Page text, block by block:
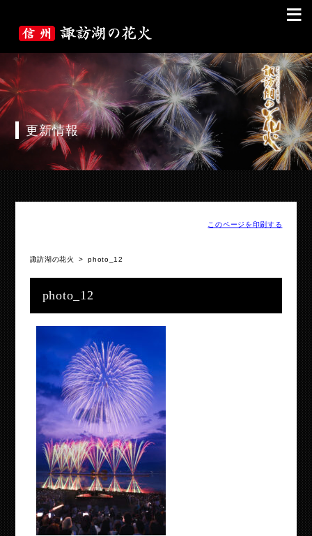
≡
更新情報
このページを印刷する
諏訪湖の花火 >photo_12
photo_12